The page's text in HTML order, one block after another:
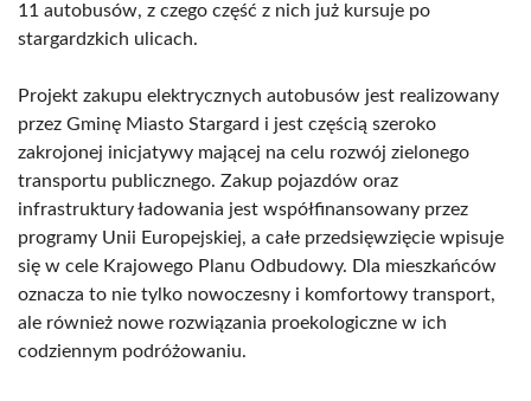
11 autobusów, z czego część z nich już kursuje po
stargardzkich ulicach.
Projekt zakupu elektrycznych autobusów jest realizowany
przez Gminę Miasto Stargard i jest częścią szeroko
zakrojonej inicjatywy mającej na celu rozwój zielonego
transportu publicznego. Zakup pojazdów oraz
infrastruktury ładowania jest współfinansowany przez
programy Unii Europejskiej, a całe przedsięwzięcie wpisuje
się w cele Krajowego Planu Odbudowy. Dla mieszkańców
oznacza to nie tylko nowoczesny i komfortowy transport,
ale również nowe rozwiązania proekologiczne w ich
codziennym podróżowaniu.